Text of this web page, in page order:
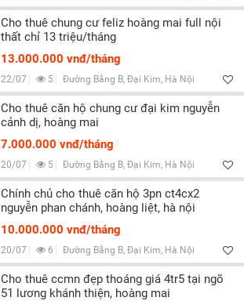
Cho thuê chung cư feliz hoàng mai full nội
thất chỉ 13 triệu/tháng
13.000.000 vnđ/tháng
22/07 5 Đường Bằng B, Đại Kim, Hà Nội
Cho thuê căn hộ chung cư đại kim nguyễn
cảnh dị, hoàng mai
7.000.000 vnđ/tháng
20/07 5 Đường Bằng B, Đại Kim, Hà Nội
Chính chủ cho thuê căn hộ 3pn ct4cx2
nguyễn phan chánh, hoàng liệt, hà nội
10.000.000 vnđ/tháng
20/07 6 Đường Bằng B, Đại Kim, Hà Nội
Cho thuê ccmn đẹp thoáng giá 4tr5 tại ngõ
51 lương khánh thiện, hoàng mai